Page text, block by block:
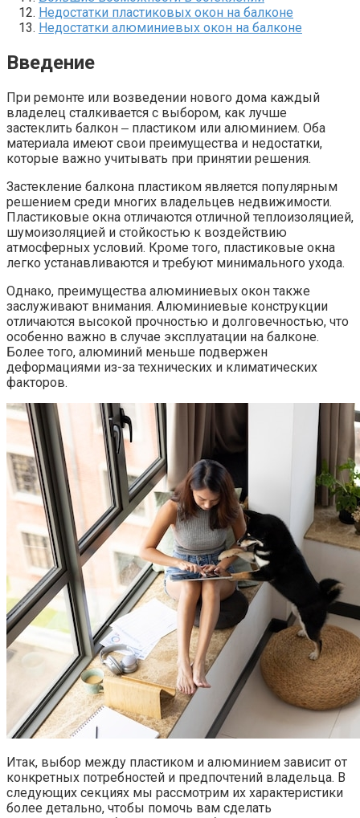
Недостатки пластиковых окон на балконе
Недостатки алюминиевых окон на балконе
Введение
При ремонте или возведении нового дома каждый
владелец сталкивается с выбором, как лучше
застеклить балкон ‒ пластиком или алюминием.​ Оба
материала имеют свои преимущества и недостатки,
которые важно учитывать при принятии решения.
Застекление балкона пластиком является популярным
решением среди многих владельцев недвижимости.​
Пластиковые окна отличаются отличной теплоизоляцией,
шумоизоляцией и стойкостью к воздействию
атмосферных условий.​ Кроме того, пластиковые окна
легко устанавливаются и требуют минимального ухода.​
Однако, преимущества алюминиевых окон также
заслуживают внимания.​ Алюминиевые конструкции
отличаются высокой прочностью и долговечностью, что
особенно важно в случае эксплуатации на балконе.​
Более того, алюминий меньше подвержен
деформациями из-за технических и климатических
факторов.​
Итак, выбор между пластиком и алюминием зависит от
конкретных потребностей и предпочтений владельца. В
следующих секциях мы рассмотрим их характеристики
более детально, чтобы помочь вам сделать